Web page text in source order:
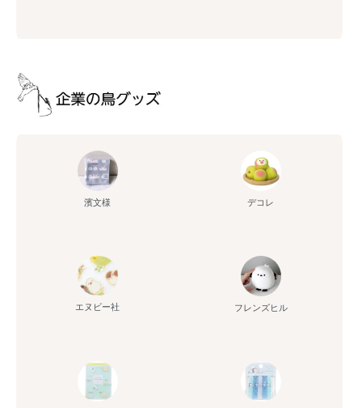
濱文様 デコレ
エヌビー社 フレンズヒル